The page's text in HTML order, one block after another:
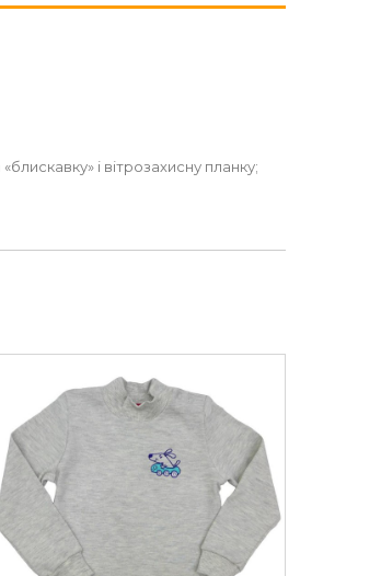
і вітрозахисну планку;